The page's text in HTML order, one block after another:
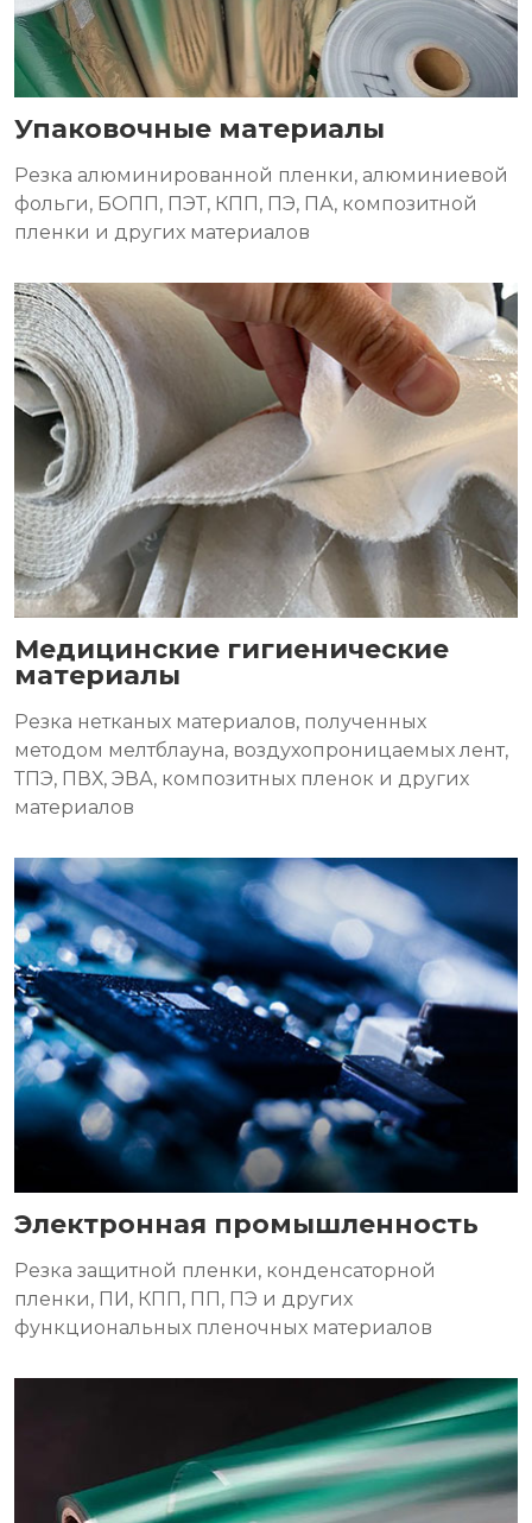
Упаковочные материалы
Резка алюминированной пленки, алюминиевой
фольги, БОПП, ПЭТ, КПП, ПЭ, ПА, композитной
пленки и других материалов
Медицинские гигиенические
материалы
Резка нетканых материалов, полученных
методом мелтблауна, воздухопроницаемых лент,
ТПЭ, ПВХ, ЭВА, композитных пленок и других
материалов
Электронная промышленность
Резка защитной пленки, конденсаторной
пленки, ПИ, КПП, ПП, ПЭ и других
функциональных пленочных материалов